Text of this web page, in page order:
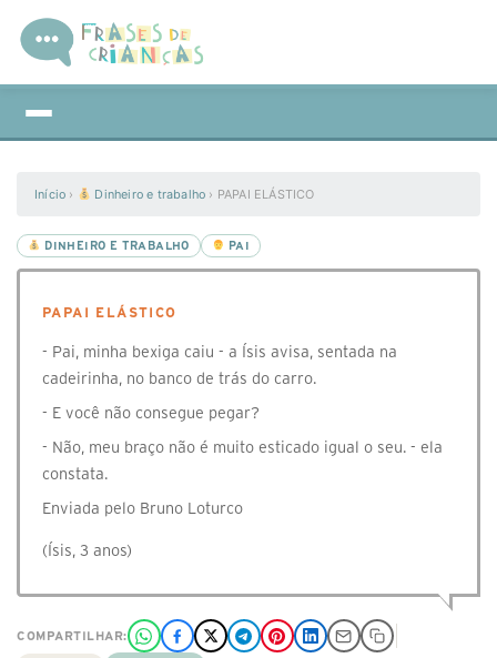
Início › Dinheiro e trabalho › PAPAI ELÁSTICO
DINHEIRO E TRABALHO PAI
PAPAI ELÁSTICO
- Pai, minha bexiga caiu - a Ísis avisa, sentada na
cadeirinha, no banco de trás do carro.
- E você não consegue pegar?
- Não, meu braço não é muito esticado igual o seu. - ela
constata.
Enviada pelo Bruno Loturco
(Ísis, 3 anos)
COMPARTILHAR: